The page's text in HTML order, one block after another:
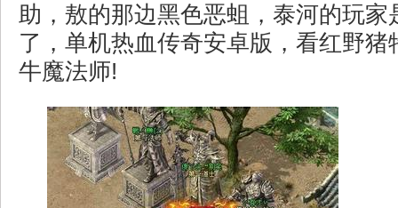
助，敖的那边黑色恶蛆，泰河的玩家
了，单机热血传奇安卓版，看红野猪
牛魔法师!